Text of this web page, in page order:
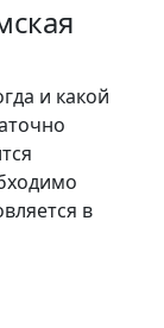
и какой
в